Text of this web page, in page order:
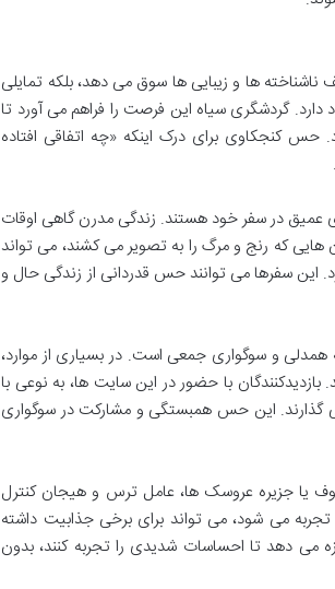
ها و زیبایی ها سوق می دهد، بلکه تمایلی
گردشگری سیاه این فرصت را فراهم می آورد تا
کنجکاوی برای درک اینکه «چه اتفاقی افتاده
عمیق در سفر خود هستند. زندگی مدرن گاهی اوقات
که رنج و مرگ را به تصویر می کشند، می تواند
این سفرها می توانند حس قدردانی از زندگی حال و
و سوگواری جمعی است. در بسیاری از موارد،
با حضور در این سایت ها، به نوعی با
می گذارند. این حس همبستگی و مشارکت در سوگواری
یا جزیره عروسک ها، عامل ترس و هیجان کنترل
می شود، می تواند برای برخی جذابیت داشته
می دهد تا احساسات شدیدی را تجربه کنند، بدون